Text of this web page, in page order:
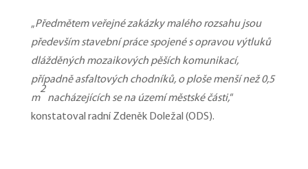
„Předmětem veřejné zakázky malého rozsahu jsou
především stavební práce spojené s opravou výtluků
dlážděných mozaikových pěších komunikací,
případně asfaltových chodníků, o ploše menší než 0,5
m
2
nacházejících se na území městské části,“
konstatoval radní Zdeněk Doležal (ODS).